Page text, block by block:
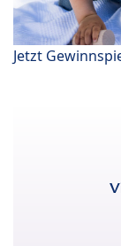
Jetzt